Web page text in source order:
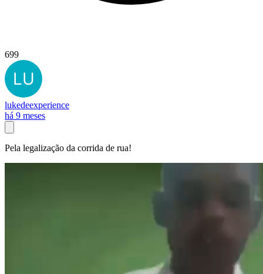
699
lukedeexperience
há 9 meses
Pela legalização da corrida de rua!